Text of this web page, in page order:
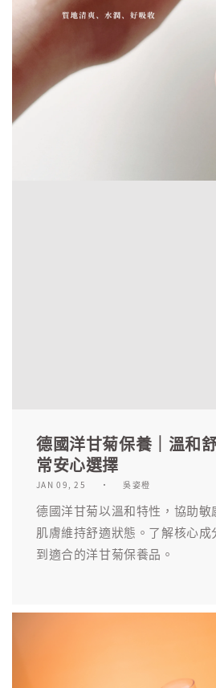
德國洋甘菊保養｜溫和
常安心選擇
JAN 09, 25 吳姿橙
德國洋甘菊以溫和特性，協助敏
肌膚維持舒適狀態。了解核心
到適合的洋甘菊保養品。